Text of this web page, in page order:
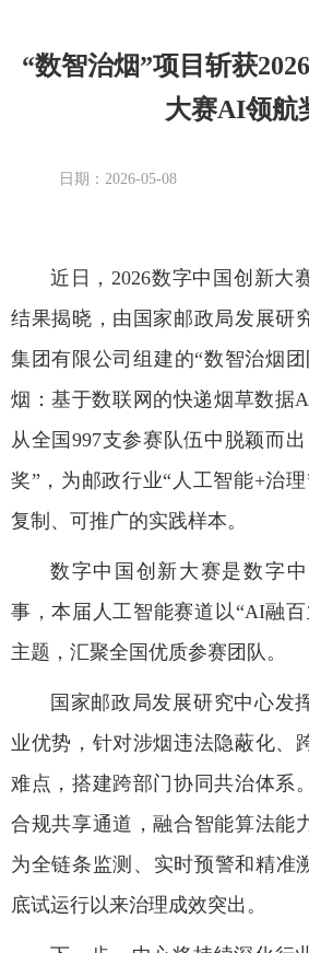
“数智治烟”项目斩获
大赛AI领航
日期：2026-05-08
近日， 2026数字中国创新大
结果揭晓，由国家邮政局发展研
集团有限公司组建的“数智治烟
烟：基于数联网的快递烟草数据
从全国997支参赛队伍中脱颖而
奖”，为邮政行业“人工智能+治
复制、可推广的实践样本。
数字中国创新大赛是数字
事，本届人工智能赛道以 “AI融
主题，汇聚全国优质参赛团队。
国家邮政局发展研究中心发
业优势，针对涉烟违法隐蔽化、
难点，搭建跨部门协同共治体系
合规共享通道，融合智能算法能
为全链条监测、实时预警和精准
底试运行以来治理成效突出。